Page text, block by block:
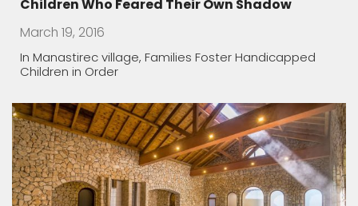
March 19, 2016
The water rich in minerals is rarity in Europe